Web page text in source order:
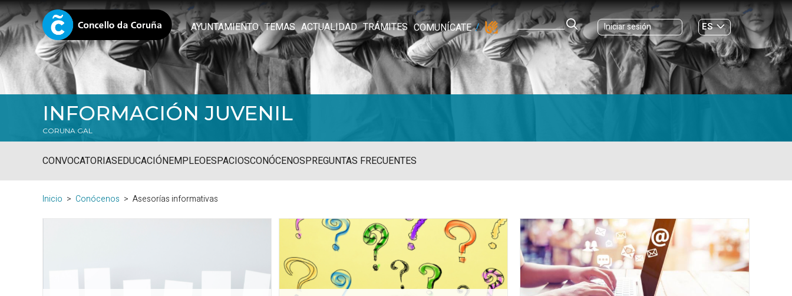
AYUNTAMIENTO TEMAS ACTUALIDAD TRÁMITES COMUNÍCATE Iniciar sesión
ES
GL
INFORMACIÓN JUVENIL
CORUNA.GAL
CONVOCATORIASEDUCACIÓNEMPLEOESPACIOSCONÓCENOSPREGUNTAS FRECUENTES
Inicio Conócenos Asesorías informativas